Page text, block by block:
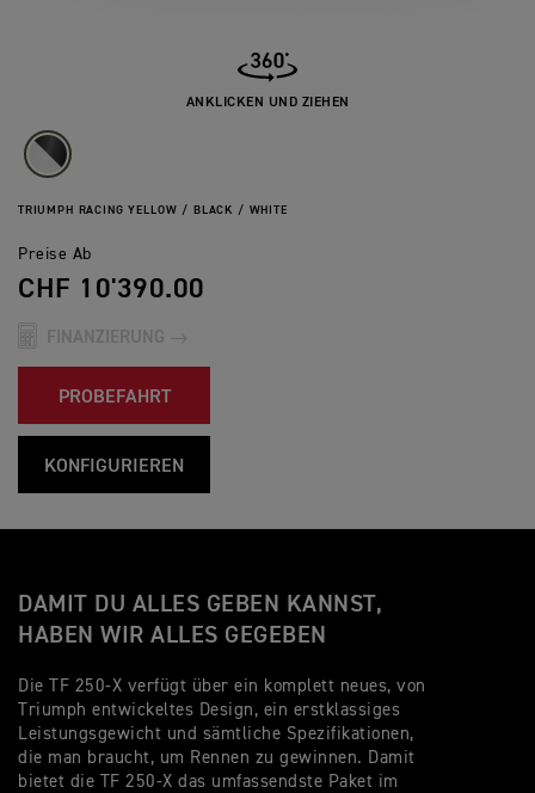
TRIUMPH RACING YELLOW / BLACK / WHITE
Preise Ab
CHF 10'390.00
FINANZIERUNG
PROBEFAHRT
KONFIGURIEREN
ANKLICKEN UND ZIEHEN
DAMIT DU ALLES GEBEN KANNST,
HABEN WIR ALLES GEGEBEN
Die TF 250-X verfügt über ein komplett neues, von
Triumph entwickeltes Design, ein erstklassiges
Leistungsgewicht und sämtliche Spezifikationen,
die man braucht, um Rennen zu gewinnen. Damit
bietet die TF 250-X das umfassendste Paket im